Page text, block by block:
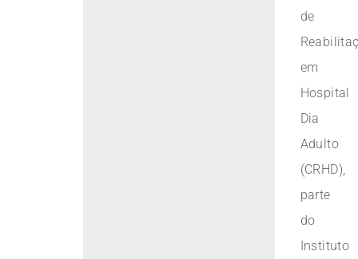
de
em
Hospital
Dia
Adulto
(CRHD),
parte
do
Instituto